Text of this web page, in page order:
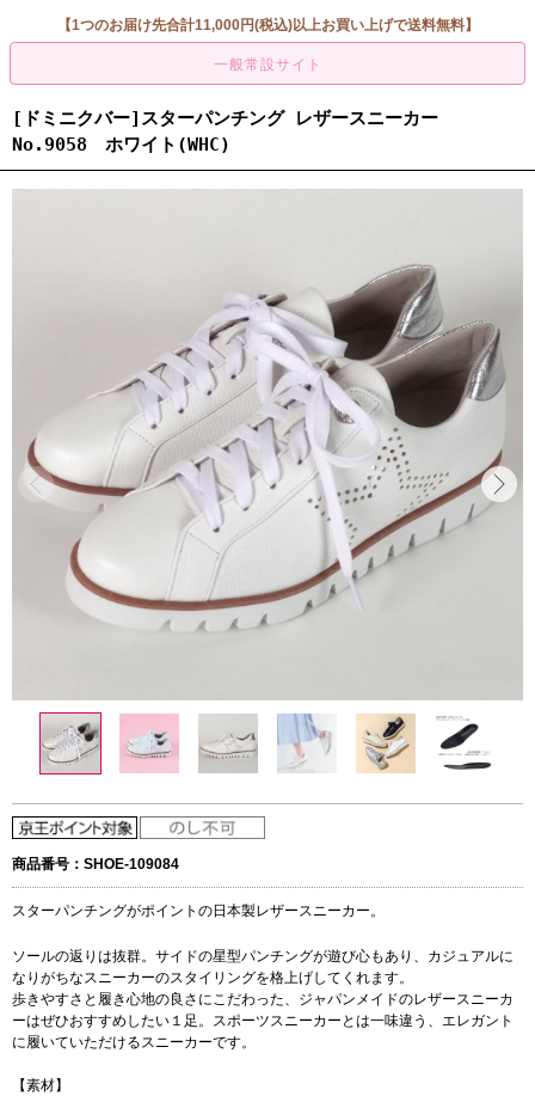
【1つのお届け先合計11,000円(税込)以上お買い上げで送料無料】
[ドミニクバー]スターパンチング レザースニーカー
No.9058 ホワイト(WHC)
商品番号：SHOE-109084
スターパンチングがポイントの日本製レザースニーカー。
ソールの返りは抜群。サイドの星型パンチングが遊び心もあり、カジュアルに
なりがちなスニーカーのスタイリングを格上げしてくれます。
歩きやすさと履き心地の良さにこだわった、ジャパンメイドのレザースニーカ
ーはぜひおすすめしたい１足。スポーツスニーカーとは一味違う、エレガント
に履いていただけるスニーカーです。
【素材】